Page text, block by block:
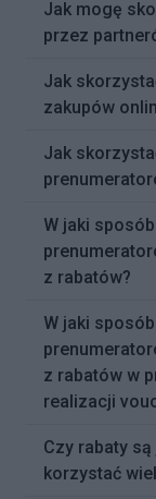
Jak mogę
przez
Jak
zakupów
Jak
W jaki
z rabatów?
W jaki
z rabatów w
realizacji
Czy rabaty
korzystać